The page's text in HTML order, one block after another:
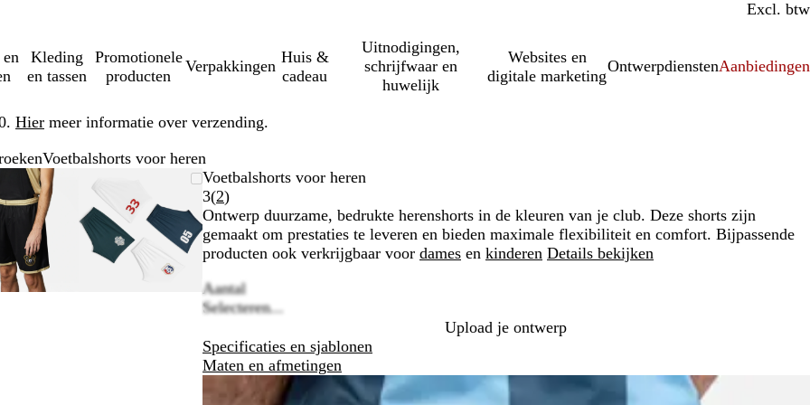
Incl. btw
Excl. btw
Kleding
en tassen
Promotionele
producten
Verpakkingen
Huis &
cadeau
Uitnodigingen,
schrijfwaar en
huwelijk
Websites en
digitale marketing
OntwerpdienstenAanbiedingen
Hier meer informatie over verzending.
Voetbalshorts voor heren
Zoombare
afbeelding
Gezoomd
tot
minimum
Klik
om
te
vouwen
Gebruik
plus-
mintoetsen
om
te
zoomen
Zoombare
afbeelding
Gezoomd
minimum
uit
te
vouwen
Gebruik
en
mintoetsen
om
te
Voetbalshorts voor heren
3(2Lees
2
klantbeoordelingen
)
Ontwerp duurzame, bedrukte herenshorts in de kleuren van je club. Deze shorts zijn
gemaakt om prestaties te leveren en bieden maximale flexibiliteit en comfort. Bijpassende
producten ook verkrijgbaar voor dames en kinderen Details bekijken
options
Aantal
Selecteren...
Upload je ontwerp
Specificaties en sjablonen
Maten en afmetingen